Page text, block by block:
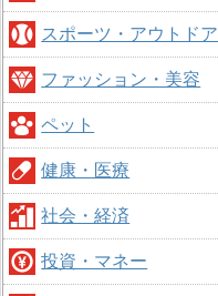
スポーツ・アウトドア
ファッション・美容
ペット
健康・医療
社会・経済
投資・マネー